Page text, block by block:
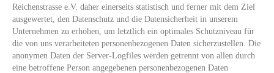
Reichenstrasse e.V. daher einerseits statistisch und ferner mit dem Ziel
ausgewertet, den Datenschutz und die Datensicherheit in unserem
Unternehmen zu erhöhen, um letztlich ein optimales Schutzniveau für
die von uns verarbeiteten personenbezogenen Daten sicherzustellen. Die
anonymen Daten der Server-Logfiles werden getrennt von allen durch
eine betroffene Person angegebenen personenbezogenen Daten